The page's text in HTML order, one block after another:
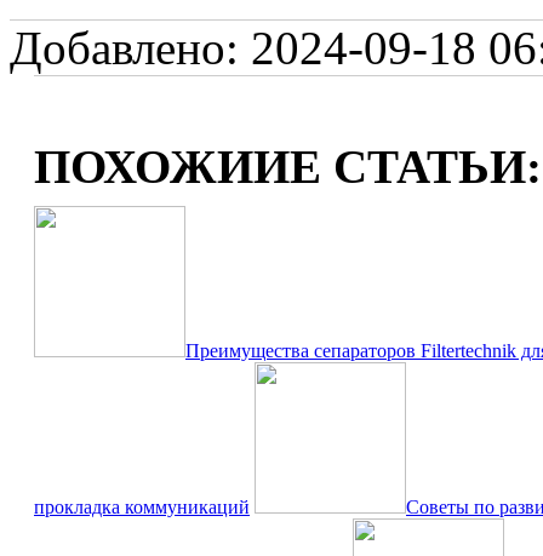
Добавлено: 2024-09-18
ПОХОЖИИЕ СТАТЬИ:
Преимущества сепараторов Filtertechnik
прокладка коммуникаций Советы по